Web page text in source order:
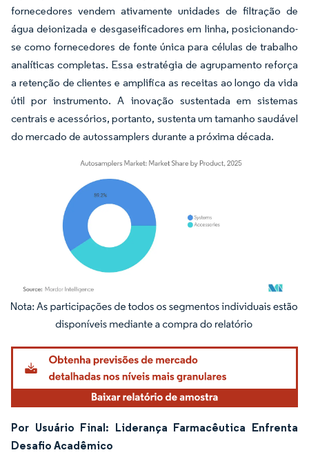
fornecedores vendem ativamente unidades de filtração de
água deionizada e desgaseificadores em linha, posicionando-
se como fornecedores de fonte única para células de trabalho
analíticas completas. Essa estratégia de agrupamento reforça
a retenção de clientes e amplifica as receitas ao longo da vida
útil por instrumento. A inovação sustentada em sistemas
centrais e acessórios, portanto, sustenta um tamanho saudável
do mercado de autossamplers durante a próxima década.
Imagem © Mordor Intelligence. O reuso requer atribuição conforme CC BY 4.0.
Por Usuário Final: Liderança Farmacêutica Enfrenta
Desafio Acadêmico